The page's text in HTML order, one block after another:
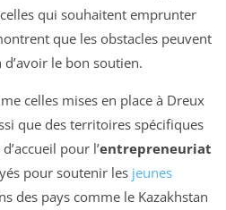
qui souhaitent emprunter
que les obstacles peuvent
le bon soutien.
celles mises en place à Dreux
que des territoires spécifiques
pour l’entrepreneuriat
pour soutenir les jeunes
des pays comme le Kazakhstan